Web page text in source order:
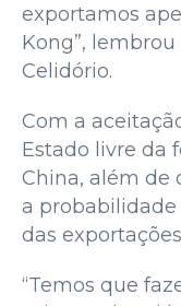
exportamos
Kong”,
Celidório.
Com a
Estado livre da
China, além de
a probabilidade
das
“Temos que